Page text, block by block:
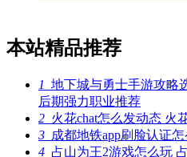
本站精品推荐
1 地下城与勇士手游攻略
后期强力职业推荐
2 火花chat怎么发动态 火
3 成都地铁app刷脸认证
4 占山为王2游戏怎么玩